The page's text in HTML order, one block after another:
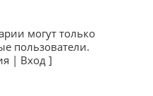
могут только
пользователи.
| Вход]